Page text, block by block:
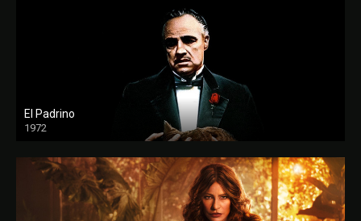
El Padrino
1972
FULL HD